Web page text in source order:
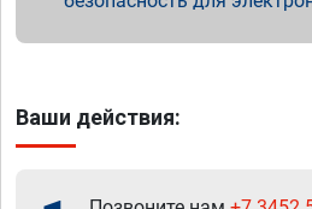
Ваши действия: